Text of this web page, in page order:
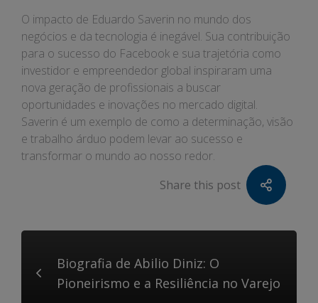
O impacto de Eduardo Saverin no mundo dos
negócios e da tecnologia é inegável. Sua contribuição
para o sucesso do Facebook e sua trajetória como
investidor e empreendedor global inspiraram uma
nova geração de profissionais a buscar
oportunidades e inovações no mercado digital.
Saverin é um exemplo de como a determinação, visão
e trabalho árduo podem levar ao sucesso e
transformar o mundo ao nosso redor.
Share this post
Biografia de Abilio Diniz: O
Pioneirismo e a Resiliência no Varejo